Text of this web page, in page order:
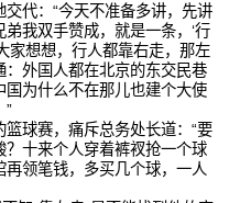
代：“今天不准备多讲，先讲
我双手赞成，就是一条，‘行
家想想，行人都靠右走，那左
外国人都在北京的东交民巷
为什么不在那儿也建个大使
”
球赛，痛斥总务处长道：“要
十来个人穿着裤衩抢一个球
领笔钱，多买几个球，一人